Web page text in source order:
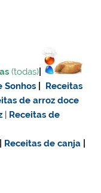
(todas)
Sonhos
Receitas
dearroz doce
| Receitas de
Receitas de canja